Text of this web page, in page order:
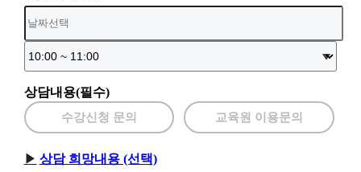
상담내용(필수)
수강신청 문의 교육원 이용문의
상담 희망내용 (선택)